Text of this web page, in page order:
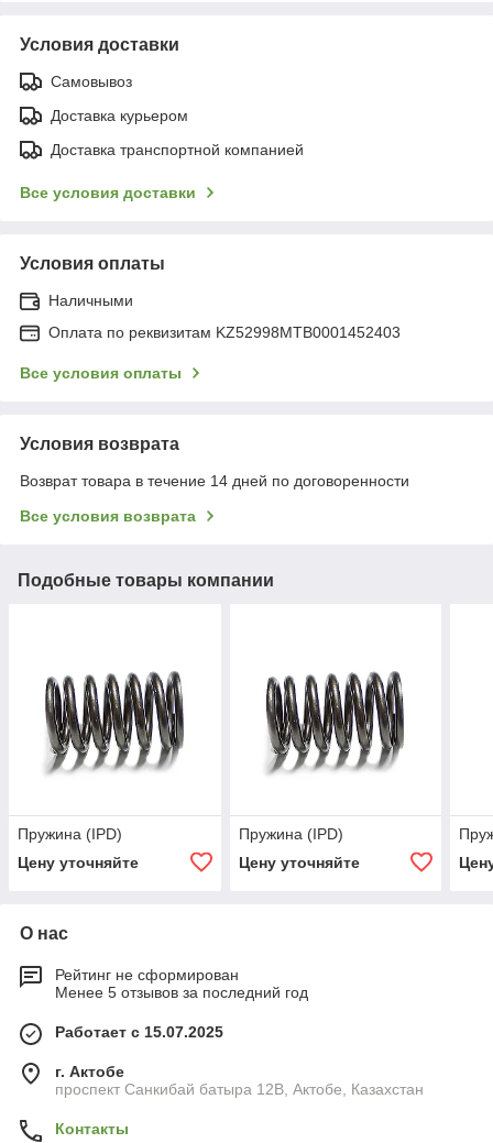
Условия доставки
Самовывоз
Доставка курьером
Доставка транспортной компанией
Все условия доставки
Условия оплаты
Наличными
Оплата по реквизитам KZ52998MTB0001452403
Все условия оплаты
Условия возврата
Возврат товара в течение 14 дней по договоренности
Все условия возврата
Подобные товары компании
Пружина (IPD)
Цену уточняйте
Пружина (IPD)
Цену уточняйте
О нас
Рейтинг не сформирован
Менее 5 отзывов за последний год
Работает с 15.07.2025
г. Актобе
проспект Санкибай батыра 12В, Актобе, Казахстан
Контакты